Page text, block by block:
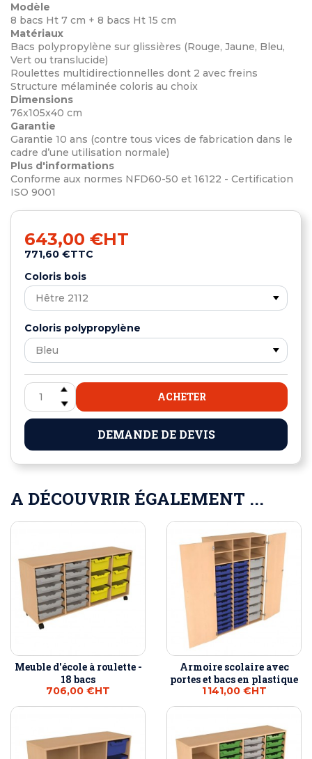
Modèle
8 bacs Ht 7 cm + 8 bacs Ht 15 cm
Matériaux
Bacs polypropylène sur glissières (Rouge, Jaune, Bleu,
Vert ou translucide)
Roulettes multidirectionnelles dont 2 avec freins
Structure mélaminée coloris au choix
Dimensions
76x105x40 cm
Garantie
Garantie 10 ans (contre tous vices de fabrication dans le
cadre d’une utilisation normale)
Plus d'informations
Conforme aux normes NFD60-50 et 16122 - Certification
ISO 9001
643,00 €HT
771,60 €TTC
Coloris bois
Coloris polypropylène
ACHETER
DEMANDE DE DEVIS
A DÉCOUVRIR ÉGALEMENT ...
Meuble d'école à roulette -
18 bacs
706,00 €HT
Armoire scolaire avec
portes et bacs en plastique
1 141,00 €HT